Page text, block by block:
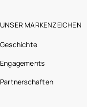
UNSER MARKENZEICHEN
Geschichte
Engagements
Partnerschaften